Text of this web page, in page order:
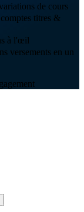
de cours
titres &
à l'œil
versements en un